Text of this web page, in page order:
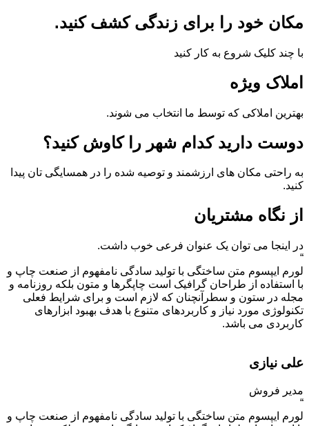
مکان خود را برای زندگی کشف کنید.
با چند کلیک شروع به کار کنید
املاک ویژه
بهترین املاکی که توسط ما انتخاب می شوند.
دوست دارید کدام شهر را کاوش کنید؟
به راحتی مکان های ارزشمند و توصیه شده را در همسایگی تان پیدا
کنید.
از نگاه مشتریان
در اینجا می توان یک عنوان فرعی خوب داشت.
“
لورم ایپسوم متن ساختگی با تولید سادگی نامفهوم از صنعت چاپ و
با استفاده از طراحان گرافیک است چاپگرها و متون بلکه روزنامه و
مجله در ستون و سطرآنچنان که لازم است و برای شرایط فعلی
تکنولوژی مورد نیاز و کاربردهای متنوع با هدف بهبود ابزارهای
کاربردی می باشد.
علی نیازی
مدیر فروش
“
لورم ایپسوم متن ساختگی با تولید سادگی نامفهوم از صنعت چاپ و